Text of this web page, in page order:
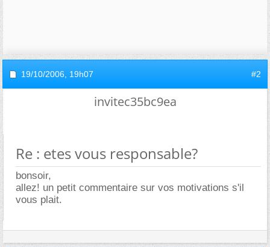
19/10/2006, 19h07 #2
invitec35bc9ea
Re : etes vous responsable?
bonsoir,
allez! un petit commentaire sur vos motivations s'il
vous plait.